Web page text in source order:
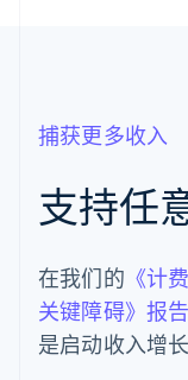
捕获更多收入
支持任
在我们的 《计
关键障碍》报告
是启动收入增